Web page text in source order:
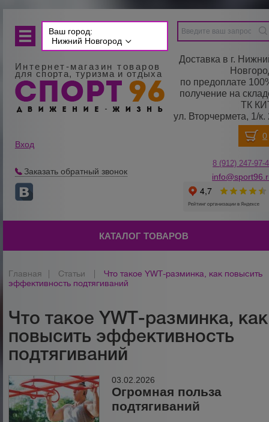
Ваш город:
Нижний Новгород
Интернет-магазин товаров
для спорта, туризма и отдыха
Доставка в г.
по предоплате
получение на
ТК
ул. Вторчермета, 1/к.
Вход
Заказать обратный звонок
8 (912) 247-97-
КАТАЛОГ ТОВАРОВ
Главная Статьи
Что такое YWT-разминка, как повысить
эффективность подтягиваний
Что такое YWT-разминка, как
повысить эффективность
подтягиваний
03.02.2026
Огромная польза
подтягиваний